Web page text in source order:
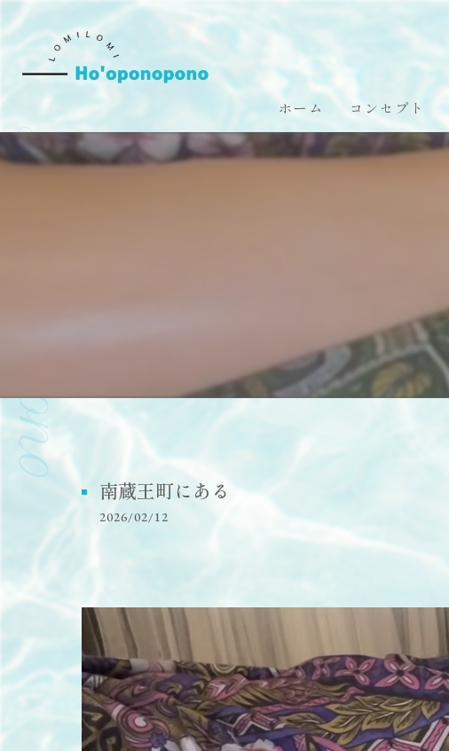
ホーム コンセプト
南蔵王町にある
2026/02/12